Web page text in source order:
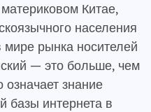
Китае,
населения
рынка носителей
— это больше, чем
означает знание
базы интернета в